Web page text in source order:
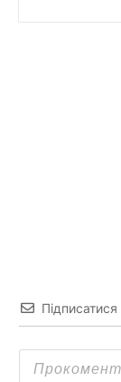
Підписатися